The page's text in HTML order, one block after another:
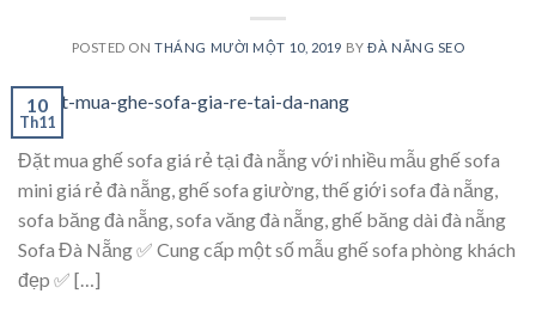
POSTED ONTHÁNG MƯỜI MỘT 10, 2019 BYĐÀ NẴNG SEO
10
Th11
Đặt mua ghế sofa giá rẻ tại đà nẵng với nhiều mẫu ghế sofa
mini giá rẻ đà nẵng, ghế sofa giường, thế giới sofa đà nẵng,
sofa băng đà nẵng, sofa văng đà nẵng, ghế băng dài đà nẵng
Sofa Đà Nẵng ✅ Cung cấp một số mẫu ghế sofa phòng khách
đẹp ✅ […]